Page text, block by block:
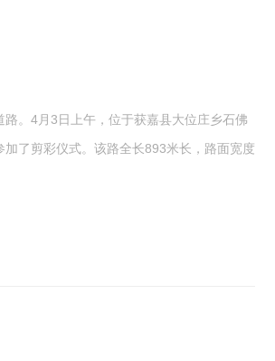
。4月3日上午，位于获嘉县大位庄乡石佛
了剪彩仪式。该路全长893米长，路面宽度